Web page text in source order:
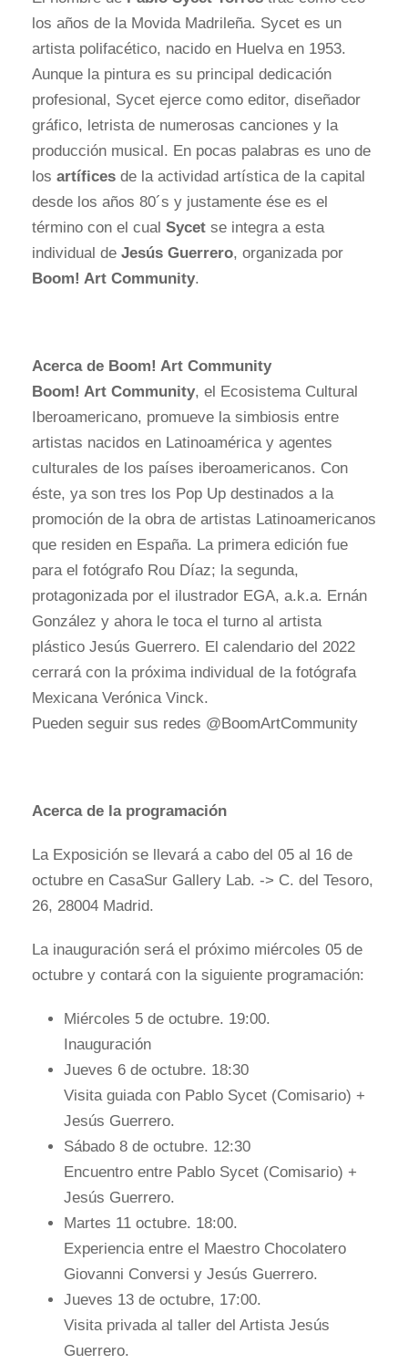
los años de la Movida Madrileña. Sycet es un
artista polifacético, nacido en Huelva en 1953.
Aunque la pintura es su principal dedicación
profesional, Sycet ejerce como editor, diseñador
gráfico, letrista de numerosas canciones y la
producción musical. En pocas palabras es uno de
los artífices de la actividad artística de la capital
desde los años 80´s y justamente ése es el
término con el cual Sycet se integra a esta
individual de Jesús Guerrero, organizada por
Boom! Art Community.
Acerca de Boom! Art Community
Boom! Art Community, el Ecosistema Cultural
Iberoamericano, promueve la simbiosis entre
artistas nacidos en Latinoamérica y agentes
culturales de los países iberoamericanos. Con
éste, ya son tres los Pop Up destinados a la
promoción de la obra de artistas Latinoamericanos
que residen en España. La primera edición fue
para el fotógrafo Rou Díaz; la segunda,
protagonizada por el ilustrador EGA, a.k.a. Ernán
González y ahora le toca el turno al artista
plástico Jesús Guerrero. El calendario del 2022
cerrará con la próxima individual de la fotógrafa
Mexicana Verónica Vinck.
Pueden seguir sus redes @BoomArtCommunity
Acerca de la programación
La Exposición se llevará a cabo del 05 al 16 de
octubre en CasaSur Gallery Lab. -> C. del Tesoro,
26, 28004 Madrid.
La inauguración será el próximo miércoles 05 de
octubre y contará con la siguiente programación:
Miércoles 5 de octubre. 19:00.
Inauguración
Jueves 6 de octubre. 18:30
Visita guiada con Pablo Sycet (Comisario) +
Jesús Guerrero.
Sábado 8 de octubre. 12:30
Encuentro entre Pablo Sycet (Comisario) +
Jesús Guerrero.
Martes 11 octubre. 18:00.
Experiencia entre el Maestro Chocolatero
Giovanni Conversi y Jesús Guerrero.
Jueves 13 de octubre, 17:00.
Visita privada al taller del Artista Jesús
Guerrero.